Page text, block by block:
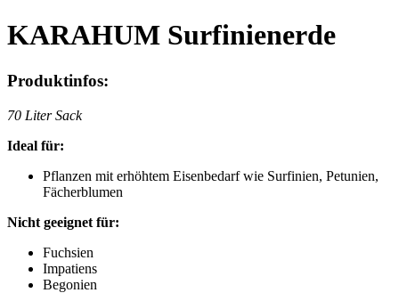
KARAHUM Surfinienerde
Produktinfos:
70 Liter Sack
Ideal für:
Pflanzen mit erhöhtem Eisenbedarf wie Surfinien, Petunien,
Fächerblumen
Nicht geeignet für:
Fuchsien
Impatiens
Begonien